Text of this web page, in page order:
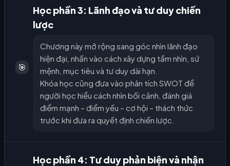
🎯
Học phần 3: Lãnh đạo và tư duy chiến
lược
Chương này mở rộng sang góc nhìn lãnh đạo
hiện đại, nhấn vào cách xây dựng tầm nhìn, sứ
mệnh, mục tiêu và tư duy dài hạn.
Khóa học cũng đưa vào phân tích SWOT để
người học hiểu cách nhìn bối cảnh, đánh giá
điểm mạnh – điểm yếu – cơ hội – thách thức
trước khi đưa ra quyết định chiến lược.
Học phần 4: Tư duy phản biện và nhận